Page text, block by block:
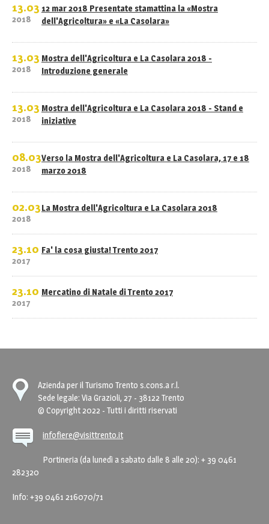
13.03
2018
12 mar 2018 Presentate stamattina la «Mostra
dell'Agricoltura» e «La Casolara»
13.03
2018
Mostra dell'Agricoltura e La Casolara 2018 -
Introduzione generale
13.03
2018
Mostra dell'Agricoltura e La Casolara 2018 - Stand e
iniziative
08.03
2018
Verso la Mostra dell'Agricoltura e La Casolara, 17 e 18
marzo 2018
02.03
2018
La Mostra dell'Agricoltura e La Casolara 2018
23.10
2017
Fa' la cosa giusta! Trento 2017
23.10
2017
Mercatino di Natale di Trento 2017
Azienda per il Turismo Trento s.cons.a r.l.
Sede legale: Via Grazioli, 27 - 38122 Trento
© Copyright 2022 - Tutti i diritti riservati
infofiere@visittrento.it
Portineria (da lunedì a sabato dalle 8 alle 20): + 39 0461
282320
Info: +39 0461 216070/71